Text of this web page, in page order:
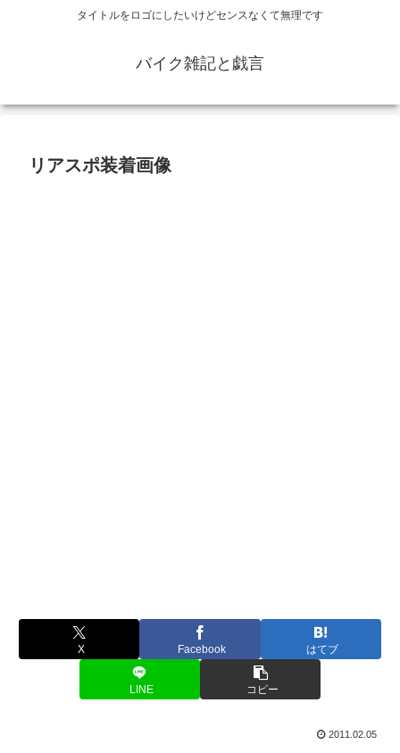
タイトルをロゴにしたいけどセンスなくて無理です
バイク雑記と戯言
リアスポ装着画像
X Facebook はてブ
LINE コピー
2011.02.05